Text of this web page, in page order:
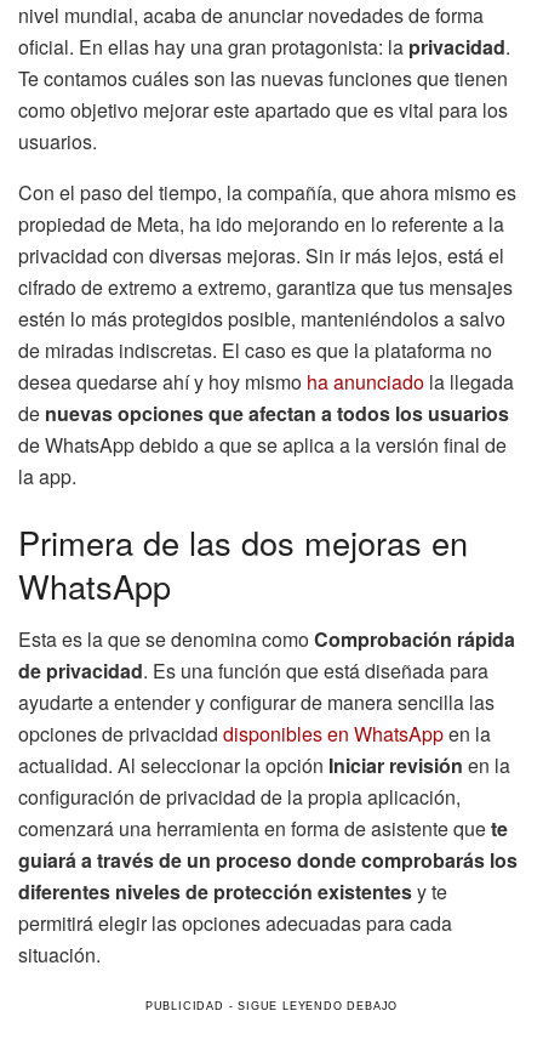
nivel mundial, acaba de anunciar novedades de forma
oficial. En ellas hay una gran protagonista: la privacidad.
Te contamos cuáles son las nuevas funciones que tienen
como objetivo mejorar este apartado que es vital para los
usuarios.
Con el paso del tiempo, la compañía, que ahora mismo es
propiedad de Meta, ha ido mejorando en lo referente a la
privacidad con diversas mejoras. Sin ir más lejos, está el
cifrado de extremo a extremo, garantiza que tus mensajes
estén lo más protegidos posible, manteniéndolos a salvo
de miradas indiscretas. El caso es que la plataforma no
desea quedarse ahí y hoy mismo ha anunciado la llegada
de nuevas opciones que afectan a todos los usuarios
de WhatsApp debido a que se aplica a la versión final de
la app.
Primera de las dos mejoras en
WhatsApp
Esta es la que se denomina comoComprobación rápida
de privacidad. Es una función que está diseñada para
ayudarte a entender y configurar de manera sencilla las
opciones de privacidad disponibles en WhatsAppen la
actualidad. Al seleccionar la opción Iniciar revisión en la
configuración de privacidad de la propia aplicación,
comenzará una herramienta en forma de asistente quete
guiará a través de un proceso donde comprobarás los
diferentes niveles de protección existentesy te
permitirá elegir las opciones adecuadas para cada
situación.